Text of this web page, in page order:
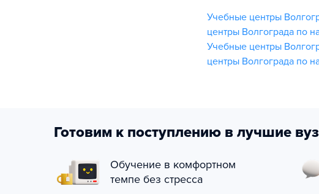
Учебные центры
центры Волгограда по
Учебные центры
центры Волгограда по
Готовим к поступлению в лучшие
Обучение в комфортном
темпе без стресса